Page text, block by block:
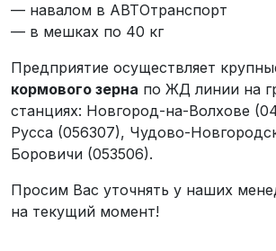
— навалом в АВТОтранспорт
— в мешках по 40 кг
Предприятие осуществляет
кормового зерна по ЖД линии на
станциях: Новгород-на-Волхове
Русса (056307), Чудово-
Боровичи (053506).
Просим Вас уточнять у наших
на текущий момент!